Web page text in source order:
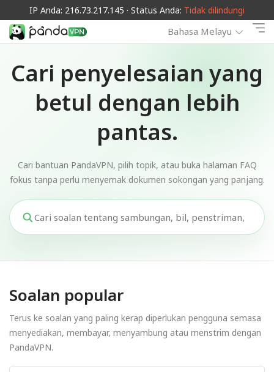
IP Anda: 216.73.217.145 · Status Anda: Tidak dilindungi
Bahasa Melayu
Cari penyelesaian yang
betul dengan lebih
pantas.
Cari bantuan PandaVPN, pilih topik, atau buka halaman FAQ
fokus tanpa perlu menyemak dokumen sokongan yang panjang.
Soalan popular
Terus ke soalan yang paling kerap diperlukan pengguna semasa
menyediakan, membayar, menyambung atau menstrim dengan
PandaVPN.